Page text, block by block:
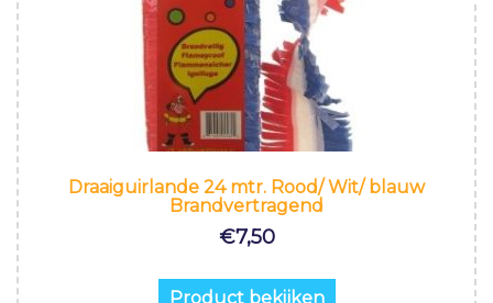
Draaiguirlande 24 mtr. Rood/ Wit/ blauw
Brandvertragend
€7,50
Product bekijken